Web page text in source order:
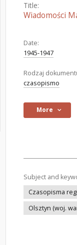
Title:
Wiadomości
Date:
1945-1947
Rodzaj
czasopismo
More
Subject and
Czasopisma
Olsztyn (woj.